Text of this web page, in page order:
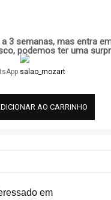
a 3 semanas, mas entra
podemos ter uma
AO CARRINHO
em